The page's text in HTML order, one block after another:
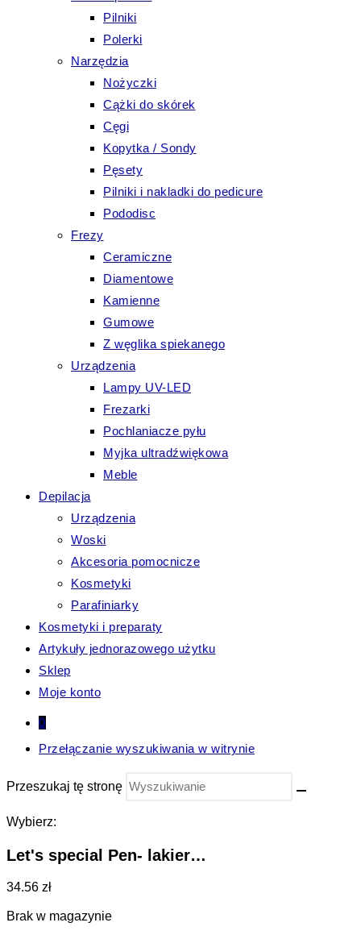
Pilniki
Polerki
Narzędzia
Nożyczki
Cążki do skórek
Cęgi
Kopytka / Sondy
Pęsety
Pilniki i nakladki do pedicure
Pododisc
Frezy
Ceramiczne
Diamentowe
Kamienne
Gumowe
Z węglika spiekanego
Urządzenia
Lampy UV-LED
Frezarki
Pochlaniacze pyłu
Myjka ultradźwiękowa
Meble
Depilacja
Urządzenia
Woski
Akcesoria pomocnicze
Kosmetyki
Parafiniarky
Kosmetyki i preparaty
Artykuły jednorazowego użytku
Sklep
Moje konto
0
Przełączanie wyszukiwania w witrynie
Przeszukaj tę stronę
Wybierz:
Let's special Pen- lakier…
34.56 zł
Brak w magazynie